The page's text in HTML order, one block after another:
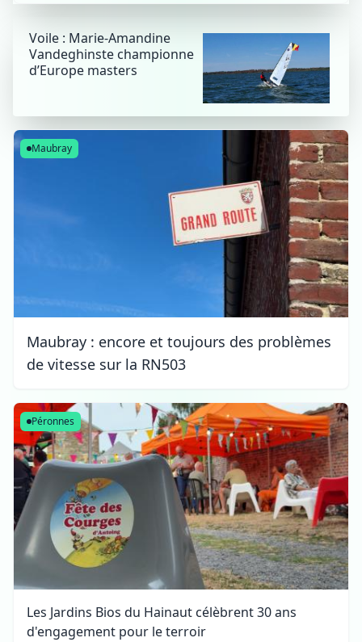
Voile : Marie-Amandine
Vandeghinste championne
d’Europe masters
Maubray
Maubray : encore et toujours des problèmes
de vitesse sur la RN503
Péronnes
Les Jardins Bios du Hainaut célèbrent 30 ans
d'engagement pour le terroir